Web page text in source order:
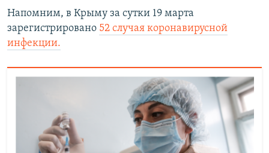
Напомним, в Крыму за сутки 19 марта
зарегистрировано 52 случая коронавирусной
инфекции.